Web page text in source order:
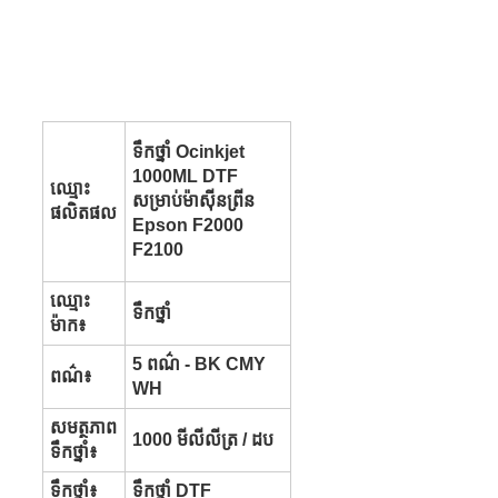
ឈ្មោះ
ផលិតផល
ទឹកថ្នាំ Ocinkjet
1000ML DTF
សម្រាប់ម៉ាស៊ីនព្រីន
Epson F2000
F2100
ឈ្មោះ
ម៉ាក៖
ទឹកថ្នាំ
ពណ៌៖
5 ពណ៌ - BK CMY
WH
សមត្ថភាព
ទឹកថ្នាំ៖
1000 មីលីលីត្រ / ដប
ទឹកថ្នាំ៖ ទឹកថ្នាំ DTF